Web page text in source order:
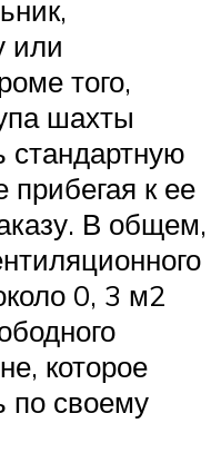
или
того,
шахты
стандартную
прибегая к ее
В общем,
0, 3 м2
которое
по своему